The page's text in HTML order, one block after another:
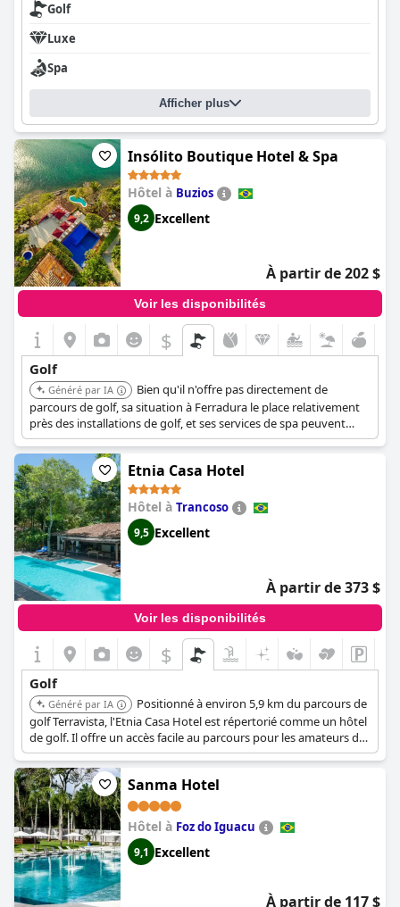
Golf
Luxe
Spa
Afficher plus
Insólito Boutique Hotel & Spa
Hôtel à Buzios
9,2 Excellent
À partir de 202 $
Voir les disponibilités
$
Golf
Généré par IA
Bien qu'il n'offre pas directement de
parcours de golf, sa situation à Ferradura le place relativement
près des installations de golf, et ses services de spa peuvent
offrir de la détente aux golfeurs.
Etnia Casa Hotel
Hôtel à Trancoso
9,5 Excellent
À partir de 373 $
Voir les disponibilités
$
Golf
Généré par IA
Positionné à environ 5,9 km du parcours de
golf Terravista, l'Etnia Casa Hotel est répertorié comme un hôtel
de golf. Il offre un accès facile au parcours pour les amateurs de
golf.
Sanma Hotel
Hôtel à Foz do Iguacu
9,1 Excellent
À partir de 117 $